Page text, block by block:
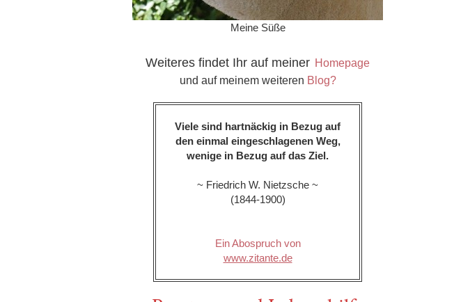
Meine Süße
Weiteres findet Ihr auf meiner Homepage
und auf meinem weiteren Blog?
Viele sind hartnäckig in Bezug auf
den einmal eingeschlagenen Weg,
wenige in Bezug auf das Ziel.
~ Friedrich W. Nietzsche ~
(1844-1900)
Ein Abospruch von
www.zitante.de